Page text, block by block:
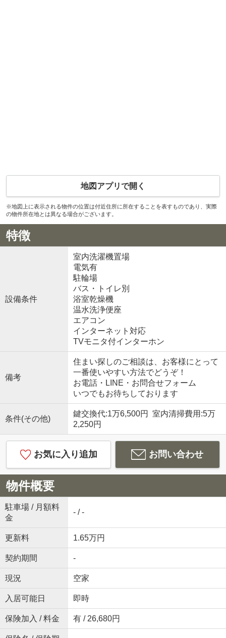
地図アプリで開く
※地図上に表示される物件の位置は付近住所に所在することを表すものであり、実際
の物件所在地とは異なる場合がございます。
特徴
設備条件
室内洗濯機置場
電気有
駐輪場
バス・トイレ別
浴室乾燥機
温水洗浄便座
エアコン
インターネット対応
TVモニタ付インターホン
備考
住まい探しのご相談は、お客様にとって
一番使いやすい方法でどうぞ！
お電話・LINE・お問合せフォーム
いつでもお待ちしております
条件(その他)
鍵交換代:1万6,500円 室内清掃費用:5万
2,250円
お気に入り追加 お問い合わせ
物件概要
駐車場 / 月額料
金
- / -
更新料 1.65万円
契約期間 -
現況 空家
入居可能日 即時
保険加入 / 料金 有 / 26,680円